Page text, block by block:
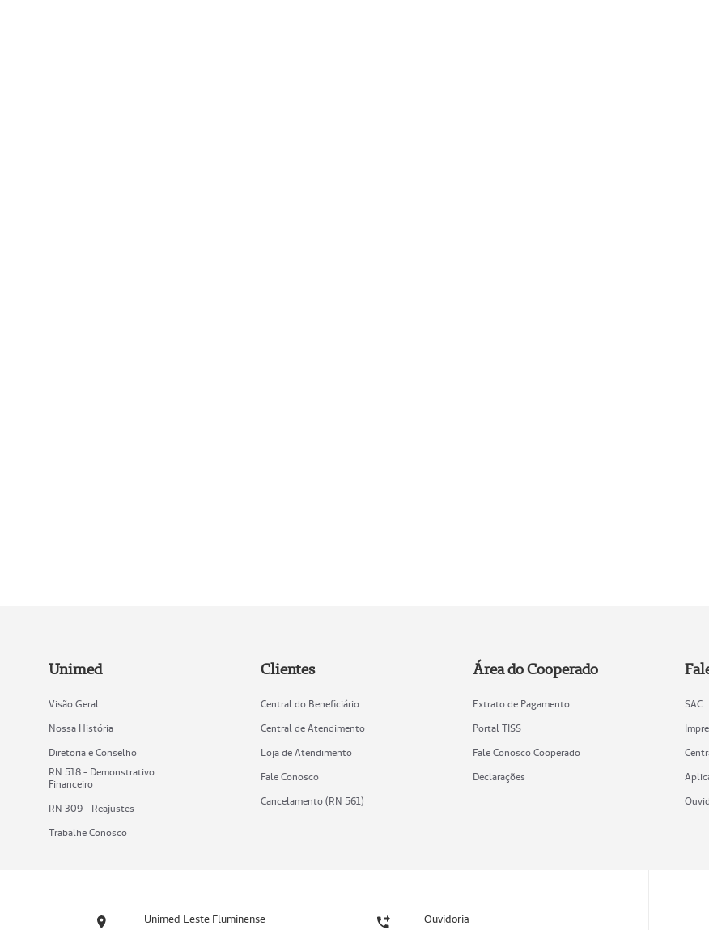
Unimed
Visão Geral
Nossa História
Diretoria e Conselho
RN 518 - Demonstrativo
Financeiro
RN 309 - Reajustes
Trabalhe Conosco
Clientes
Central do Beneficiário
Central de Atendimento
Loja de Atendimento
Fale Conosco
Cancelamento (RN 561)
Área do Cooperado
Extrato de Pagamento
Portal TISS
Fale Conosco Cooperado
Declarações
SAC
Unimed Leste Fluminense Ouvidoria